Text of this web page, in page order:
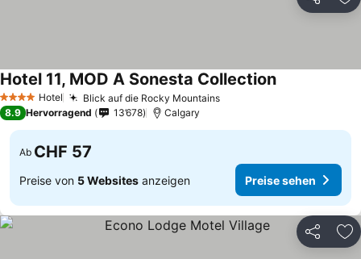
Teilen
4 Sterne Hotel Blick auf die Rocky Mountains
Hotel 11, MOD A Sonesta Collection
8.9 Hervorragend 13’678 Calgary
Ab CHF 57
Preise von 5 Websites anzeigen Preise sehen
Teilen